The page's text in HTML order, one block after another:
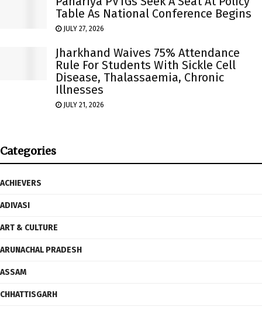
Table As National Conference Begins
JULY 27, 2026
Jharkhand Waives 75% Attendance
Rule For Students With Sickle Cell
Disease, Thalassaemia, Chronic
Illnesses
JULY 21, 2026
Categories
ACHIEVERS
ADIVASI
ART & CULTURE
ARUNACHAL PRADESH
ASSAM
CHHATTISGARH